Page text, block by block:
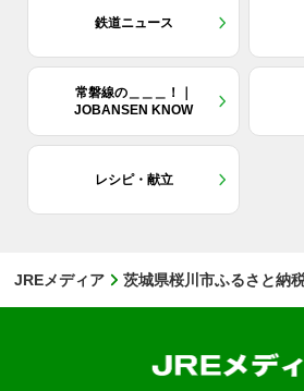
鉄道ニュース
常磐線の＿＿＿！｜
JOBANSEN KNOW
レシピ・献立
JREメディア 茨城県桜川市ふるさと納